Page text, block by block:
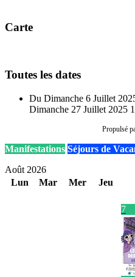
Carte
Toutes les dates
Du Dimanche 6 Juillet
Dimanche 27 Juillet 2025
Propulsé
Manifestations Séjours de
Août 2026
Lun
Mar Mer Jeu
7